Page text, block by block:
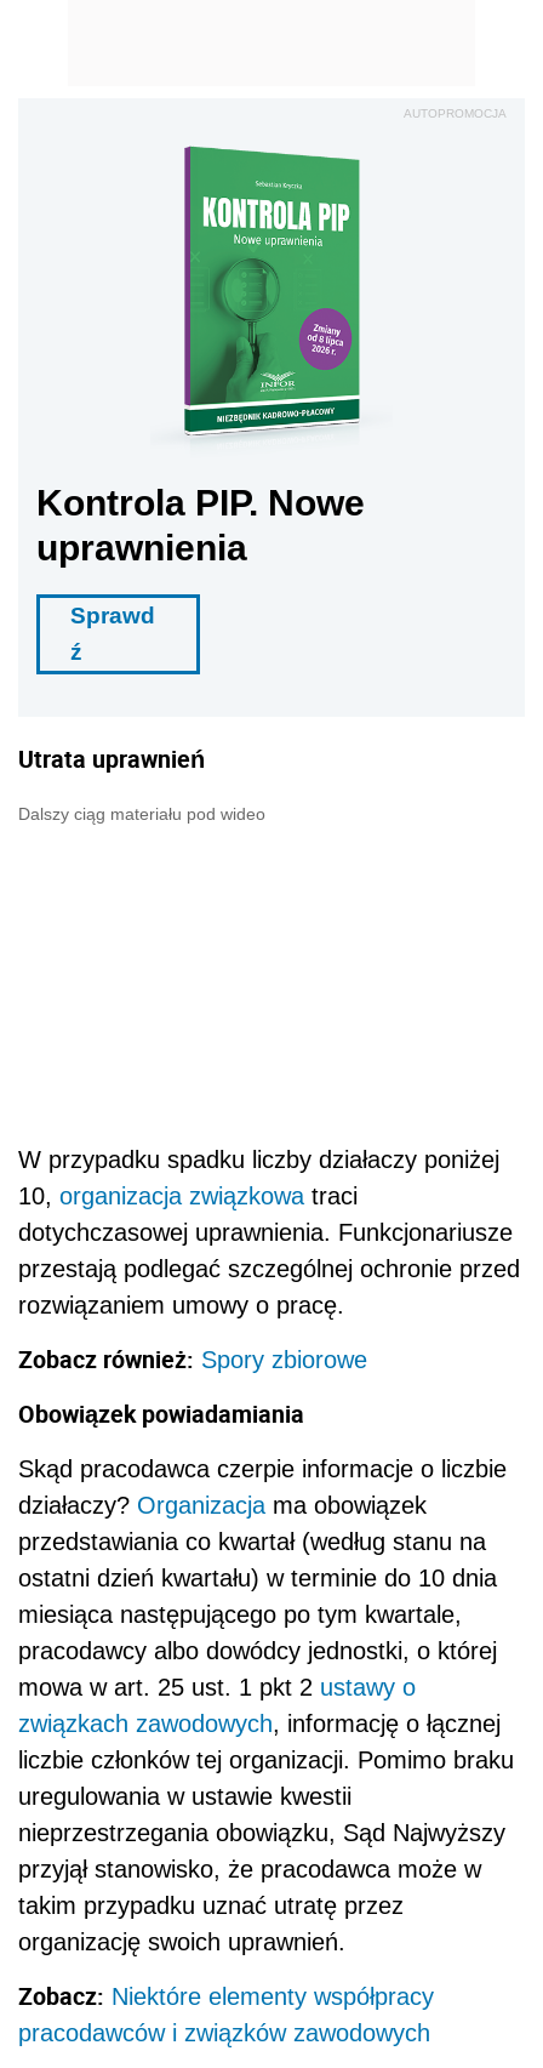
AUTOPROMOCJA
Kontrola PIP. Nowe
uprawnienia
Sprawd
ź
Utrata uprawnień
Dalszy ciąg materiału pod wideo
W przypadku spadku liczby działaczy poniżej
10, organizacja związkowa traci
dotychczasowej uprawnienia. Funkcjonariusze
przestają podlegać szczególnej ochronie przed
rozwiązaniem umowy o pracę.
Zobacz również: Spory zbiorowe
Obowiązek powiadamiania
Skąd pracodawca czerpie informacje o liczbie
działaczy? Organizacja ma obowiązek
przedstawiania co kwartał (według stanu na
ostatni dzień kwartału) w terminie do 10 dnia
miesiąca następującego po tym kwartale,
pracodawcy albo dowódcy jednostki, o której
mowa w art. 25 ust. 1 pkt 2 ustawy o
związkach zawodowych, informację o łącznej
liczbie członków tej organizacji. Pomimo braku
uregulowania w ustawie kwestii
nieprzestrzegania obowiązku, Sąd Najwyższy
przyjął stanowisko, że pracodawca może w
takim przypadku uznać utratę przez
organizację swoich uprawnień.
Zobacz: Niektóre elementy współpracy
pracodawców i związków zawodowych